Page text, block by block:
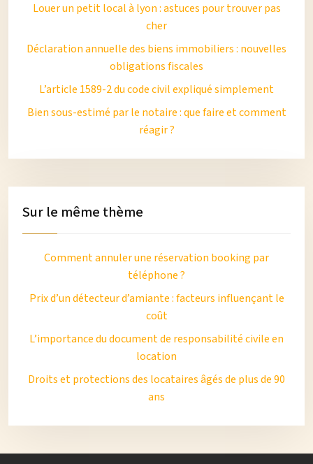
Louer un petit local à lyon : astuces pour trouver pas
cher
Déclaration annuelle des biens immobiliers : nouvelles
obligations fiscales
L’article 1589-2 du code civil expliqué simplement
Bien sous-estimé par le notaire : que faire et comment
réagir ?
Sur le même thème
Comment annuler une réservation booking par
téléphone ?
Prix d’un détecteur d’amiante : facteurs influençant le
coût
L’importance du document de responsabilité civile en
location
Droits et protections des locataires âgés de plus de 90
ans